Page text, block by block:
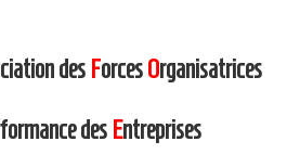
des ForcesOrganisatrices
des Entreprises